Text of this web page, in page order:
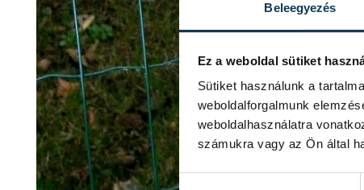
Beleegyezés
Ez a weboldal sütiket
Sütiket használunk a
weboldalforgalmunk
weboldalhasználatra
számukra vagy az Ön által
Hozzájárulás kiválasztása